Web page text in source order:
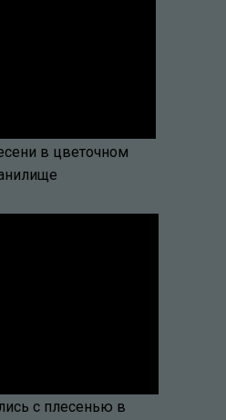
в цветочном
с плесенью в